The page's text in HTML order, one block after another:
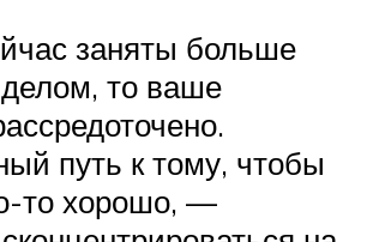
заняты больше
то ваше
путь к тому, чтобы
то хорошо, —